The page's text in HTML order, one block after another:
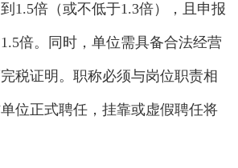
1.5倍（或不低于1.3倍），且申报
倍。同时，单位需具备合法经营
税证明。职称必须与岗位职责相
位正式聘任，挂靠或虚假聘任将